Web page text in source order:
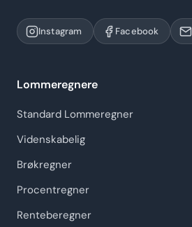
Instagram Facebook
Lommeregnere
Standard Lommeregner
Videnskabelig
Brøkregner
Procentregner
Renteberegner